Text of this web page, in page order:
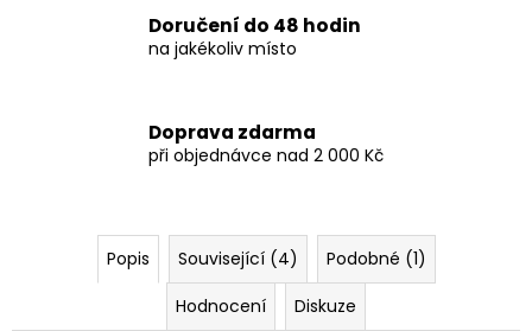
Doručení do 48 hodin
na jakékoliv místo
Doprava zdarma
při objednávce nad 2 000 Kč
Popis Související (4)
Podobné (1)
Hodnocení
Diskuze